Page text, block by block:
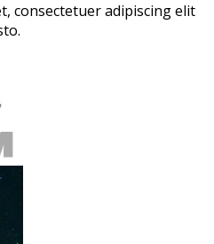
consectetuer adipiscing elit